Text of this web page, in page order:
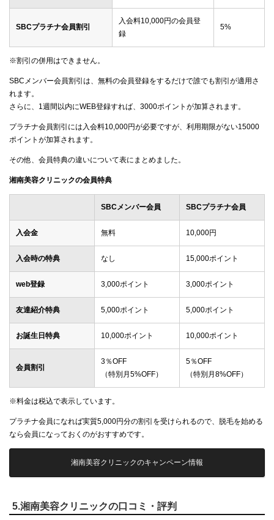
SBCプラチナ会員割引
入会料10,000円の会員登
録
5%
※割引の併用はできません。
SBCメンバー会員割引は、無料の会員登録をするだけで誰でも割引が適用さ
れます。
さらに、1週間以内にWEB登録すれば、3000ポイントが加算されます。
プラチナ会員割引には入会料10,000円が必要ですが、利用期限がない15000
ポイントが加算されます。
その他、会員特典の違いについて表にまとめました。
湘南美容クリニックの会員特典
SBCメンバー会員 SBCプラチナ会員
入会金 無料 10,000円
入会時の特典 なし 15,000ポイント
web登録 3,000ポイント 3,000ポイント
友達紹介特典 5,000ポイント 5,000ポイント
お誕生日特典 10,000ポイント 10,000ポイント
会員割引
3％OFF
（特別月5%OFF）
5％OFF
（特別月8%OFF）
※料金は税込で表示しています。
プラチナ会員になれば実質5,000円分の割引を受けられるので、脱毛を始める
なら会員になっておくのがおすすめです。
湘南美容クリニックのキャンペーン情報
5.湘南美容クリニックの口コミ・評判